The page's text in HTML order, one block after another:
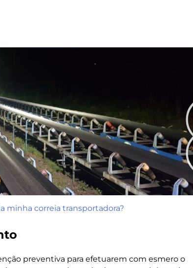
minha correia transportadora?
preventiva para efetuarem com esmero o